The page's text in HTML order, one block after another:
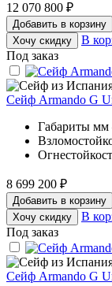
12 070 800 ₽
Добавить в корзину
Хочу скидку
В
Под заказ
Сейф Armando G
Габариты
8 699 200 ₽
Добавить в корзину
Хочу скидку
В
Под заказ
Сейф Armando G